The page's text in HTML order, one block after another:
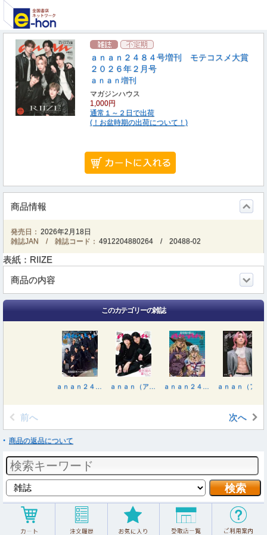
ａｎａｎ２４８４号増刊 モテコスメ大賞
２０２６年２月号
ａｎａｎ増刊
マガジンハウス
1,000円
通常１～２日で出荷
(！お盆時期の出荷について！)
商品情報
発売日： 2026年2月18日
雑誌JAN / 雑誌コード： 4912204880264 /20488-02
表紙：RIIZE
商品の内容
このカテゴリーの雑誌
前へ 次へ
商品の返品について